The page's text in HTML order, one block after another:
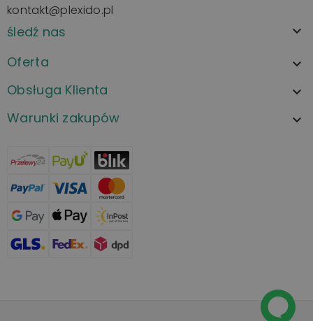
kontakt@plexido.pl
śledź nas 
Oferta 
Obsługa Klienta 
Warunki zakupów 